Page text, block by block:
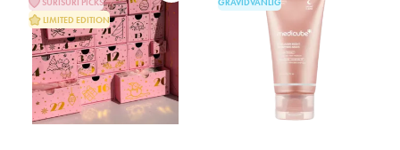
LIMITED EDITION